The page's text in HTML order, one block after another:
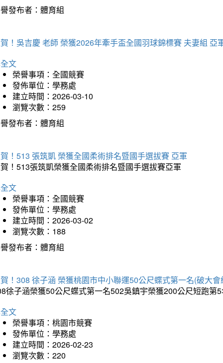
發布者：體育組
！吳吉慶 老師 榮獲2026年牽手盃全國羽球錦標賽 夫妻組 亞
文
榮譽事項：全國競賽
發佈單位：學務處
建立時間：2026-03-10
瀏覽次數：259
發布者：體育組
！513 張筑凱 榮獲全國柔術排名暨國手選拔賽 亞軍
！513張筑凱榮獲全國柔術排名暨國手選拔賽亞軍
文
榮譽事項：全國競賽
發佈單位：學務處
建立時間：2026-03-02
瀏覽次數：188
發布者：體育組
！308 徐子涵 榮獲桃園市中小聯運50公尺蝶式第一名(破大會
徐子涵榮獲50公尺蝶式第一名502吳鎮宇榮獲200公尺短跑
文
榮譽事項：桃園市競賽
發佈單位：學務處
建立時間：2026-02-23
瀏覽次數：220